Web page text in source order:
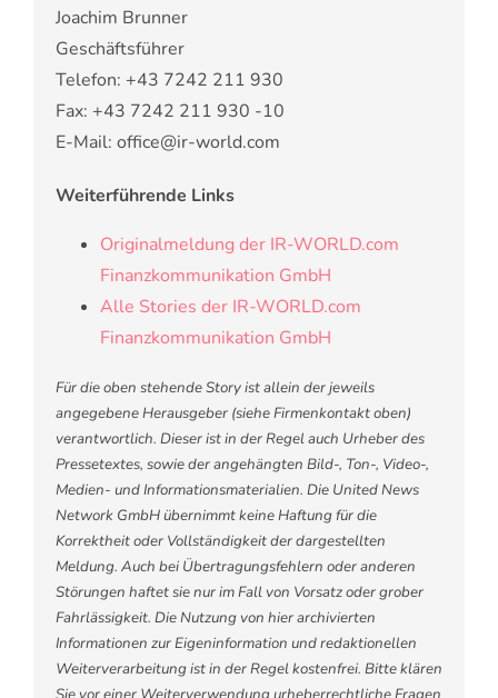
Joachim Brunner
Geschäftsführer
Telefon: +43 7242 211 930
Fax: +43 7242 211 930 -10
E-Mail: office@ir-world.com
Weiterführende Links
Originalmeldung der IR-WORLD.com
Finanzkommunikation GmbH
Alle Stories der IR-WORLD.com
Finanzkommunikation GmbH
Für die oben stehende Story ist allein der jeweils
angegebene Herausgeber (siehe Firmenkontakt oben)
verantwortlich. Dieser ist in der Regel auch Urheber des
Pressetextes, sowie der angehängten Bild-, Ton-, Video-,
Medien- und Informationsmaterialien. Die United News
Network GmbH übernimmt keine Haftung für die
Korrektheit oder Vollständigkeit der dargestellten
Meldung. Auch bei Übertragungsfehlern oder anderen
Störungen haftet sie nur im Fall von Vorsatz oder grober
Fahrlässigkeit. Die Nutzung von hier archivierten
Informationen zur Eigeninformation und redaktionellen
Weiterverarbeitung ist in der Regel kostenfrei. Bitte klären